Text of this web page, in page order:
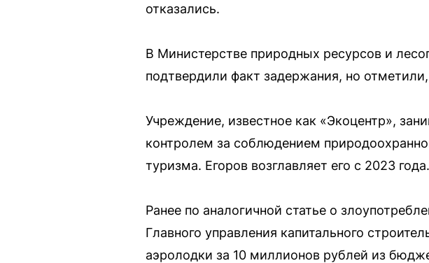
отказались.
В Министерстве природных ресурсов и
подтвердили факт задержания, но
Учреждение, известное как «Экоцентр»,
контролем за соблюдением
туризма. Егоров возглавляет его с 2023 года.
Ранее по аналогичной статье о
Главного управления капитального
аэролодки за 10 миллионов рублей из